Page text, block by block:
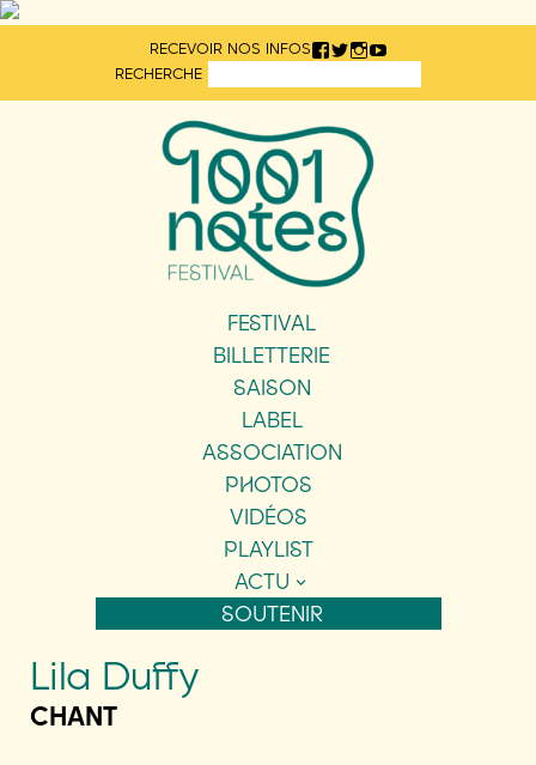
RECEVOIR NOS INFOS
RECHERCHE
FESTIVAL
BILLETTERIE
SAISON
LABEL
ASSOCIATION
PHOTOS
VIDÉOS
PLAYLIST
ACTU
SOUTENIR
Lila Duffy
CHANT